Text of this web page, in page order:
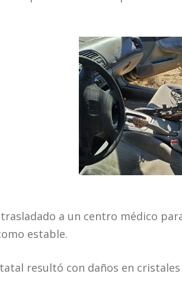
a un centro médico
estable.
resultó con daños en